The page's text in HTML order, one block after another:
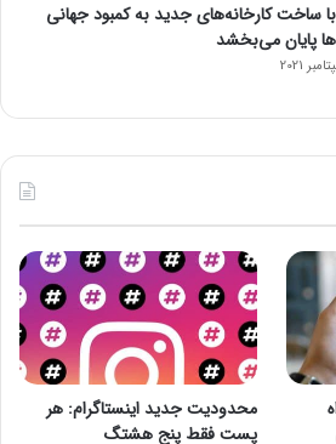
ساخت کارخانه‌های جدید به کمبود جهانی
پایان می‌بخشد
محدودیت جدید اینستاگرام: هر
پست فقط پنج هشتگ